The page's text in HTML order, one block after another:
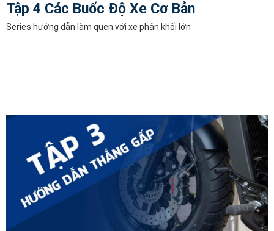
Tập 4 Các Buốc Độ Xe Cơ Bản
Series hướng dẫn làm quen với xe phân khối lớn